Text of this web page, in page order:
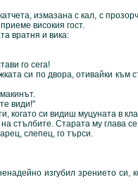
измазана с кал, с
високия гост.
вратня и вика:
го сега!
си по двора, отивайки към
види!"
си видиш муцуната в
стълбите. Старата му глава
слепец, го търси.
изгубил зрението си,